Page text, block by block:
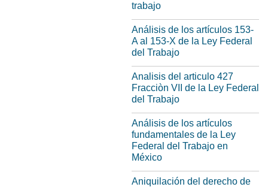
trabajo
Análisis de los artículos 153-
A al 153-X de la Ley Federal
del Trabajo
Analisis del articulo 427
Fracciòn VII de la Ley Federal
del Trabajo
Análisis de los artículos
fundamentales de la Ley
Federal del Trabajo en
México
Aniquilación del derecho de